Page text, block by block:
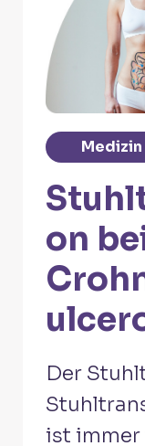
on
Der
ist immer